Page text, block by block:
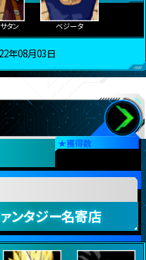
タン ベジータ
年08月03日
★獲得数
ンタジー名寄店